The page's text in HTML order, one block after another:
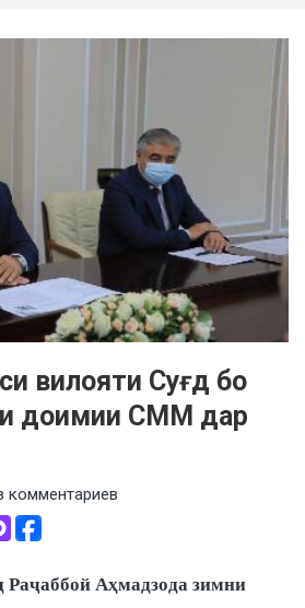
вилояти Суғд бо
доимии СММ дар
комментариев
Раҷаббой Аҳмадзода зимни